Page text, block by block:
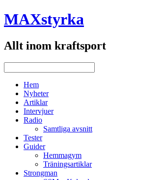
MAXstyrka
Allt inom kraftsport
Hem
Nyheter
Artiklar
Intervjuer
Radio
Samtliga avsnitt
Tester
Guider
Hemmagym
Träningsartiklar
Strongman